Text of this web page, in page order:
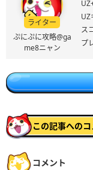
ライター
ぷにぷに攻略@ga
me8ニャン
UZ
ス
プ
この記事への
コメント